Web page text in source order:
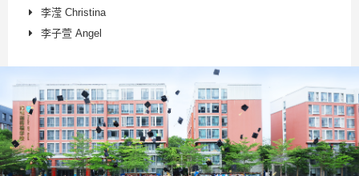
李滢 Christina
李子萱 Angel